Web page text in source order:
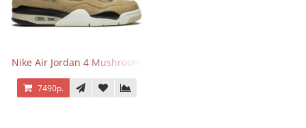
Nike Air Jordan 4 Mushroom
7490р.